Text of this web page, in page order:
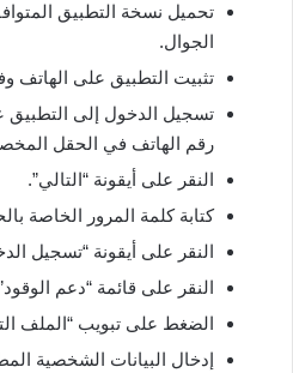
تحميل نسخة التطبيق
الجوال.
تثبيت التطبيق على الهاتف
تسجيل الدخول إلى التطبيق
رقم الهاتف في الحقل
النقر على أيقونة “التالي”.
كتابة كلمة المرور الخاصة
النقر على أيقونة “تسجيل
النقر على قائمة “دعم
الضغط على تبويب “الملف
إدخال البيانات الشخصية